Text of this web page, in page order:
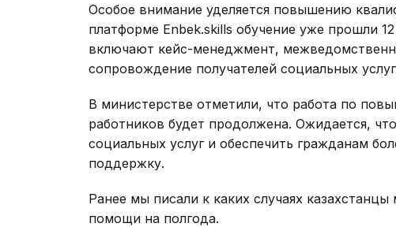
Особое внимание уделяется повышению
платформе Enbek.skills обучение уже прошли
включают кейс-менеджмент,
сопровождение получателей социальных
В министерстве отметили, что работа по
работников будет продолжена. Ожидается,
социальных услуг и обеспечить гражданам
поддержку.
Ранее мы писали к каких случаях казахстанцы
помощи на полгода.